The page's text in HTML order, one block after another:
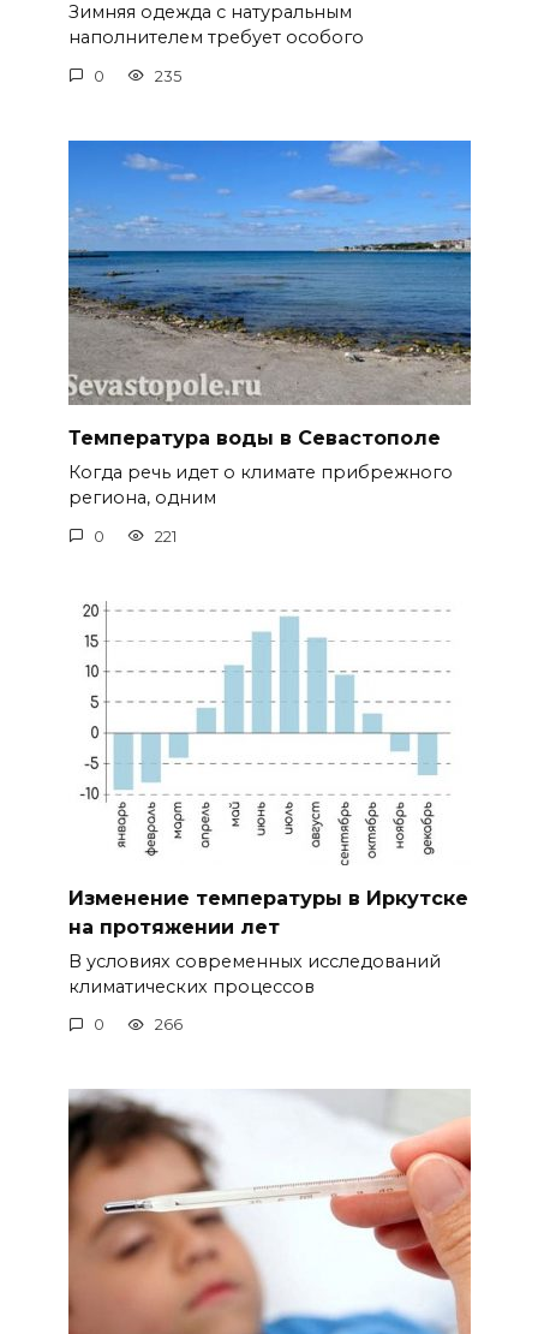
Зимняя одежда с натуральным
наполнителем требует особого
0 235
Температура воды в Севастополе
Когда речь идет о климате прибрежного
региона, одним
0 221
Изменение температуры в Иркутске
на протяжении лет
В условиях современных исследований
климатических процессов
0 266